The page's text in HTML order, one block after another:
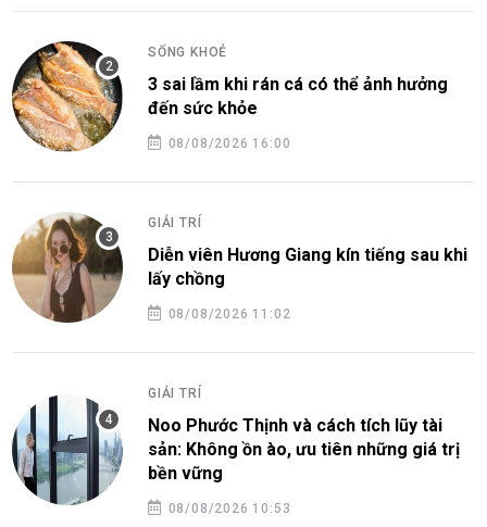
SỐNG KHOẺ
3 sai lầm khi rán cá có thể ảnh hưởng
đến sức khỏe
08/08/2026 16:00
GIẢI TRÍ
Diễn viên Hương Giang kín tiếng sau khi
lấy chồng
08/08/2026 11:02
GIẢI TRÍ
Noo Phước Thịnh và cách tích lũy tài
sản: Không ồn ào, ưu tiên những giá trị
bền vững
08/08/2026 10:53